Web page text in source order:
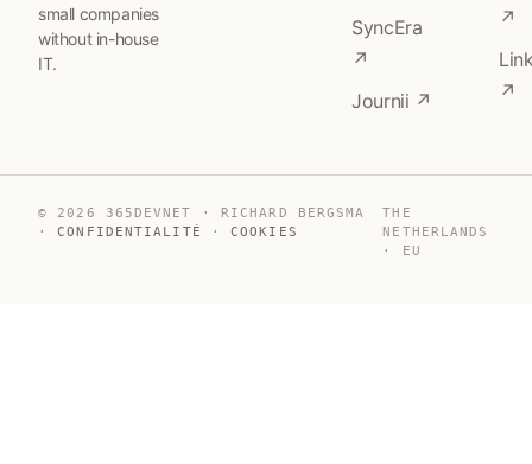
small companies
without in-house
IT.
SyncEra
↗
Journii ↗
↗
↗
© 2026 365DEVNET · RICHARD BERGSMA
·CONFIDENTIALITÉ ·COOKIES
THE
NETHERLANDS
· EU